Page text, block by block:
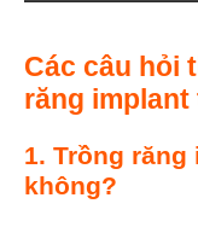
Các câu hỏi
răng implant
1. Trồng
không?